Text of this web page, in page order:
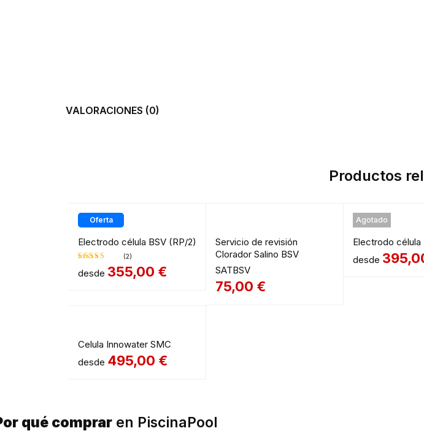
VALORACIONES (0)
Productos
Oferta
Destacado
Electrodo célula BSV (RP/2)
Valorado
(2)
desde 355,00 €
Servicio de revisión
Clorador Salino BSV
SATBSV
75,00 €
Agotado
Electrodo célula
desde
Celula Innowater SMC
desde 495,00 €
qué comprar en PiscinaPool